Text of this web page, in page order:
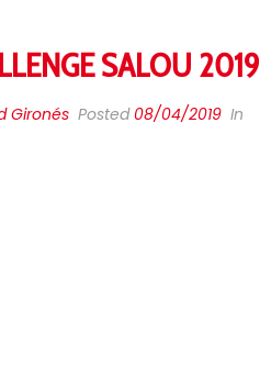
SALOU
Gironés Posted08/04/2019 In